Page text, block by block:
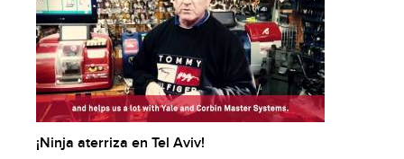
¡Ninja aterriza en Tel Aviv!